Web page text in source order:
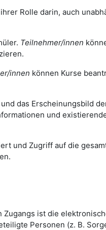
Rolle darin, auch
Teilnehmer/innen
innen können Kurse
das Erscheinungsbild
und
und Zugriff auf die
ist die
Personen (z. B.